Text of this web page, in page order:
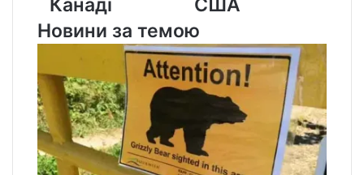
Канаді
США
Новини за темою